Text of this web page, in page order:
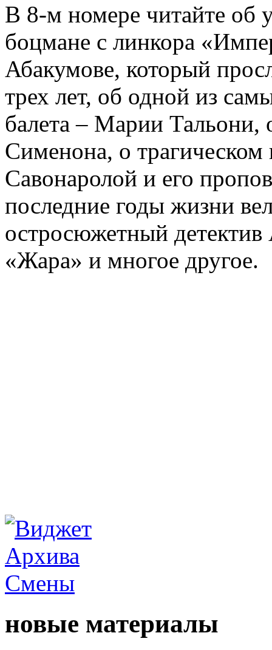
В 8-м номере читайте об
боцмане с линкора
Абакумове, который
трех лет, об одной из
балета – Марии
Сименона, о трагическом
Савонаролой и его
последние годы жизни
остросюжетный детектив
«Жара» и многое другое.
новые материалы